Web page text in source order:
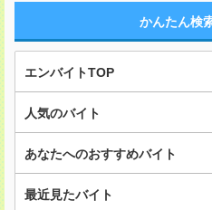
かんたん検
エンバイトTOP
人気のバイト
あなたへのおすすめバイト
最近見たバイト